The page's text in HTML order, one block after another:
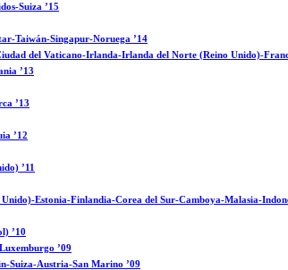
Suiza ’15
Taiwán-Singapur-Noruega ’14
del Vaticano-Irlanda-Irlanda del Norte (Reino Unido)-
’13
’13
’12
’11
Estonia-Finlandia-Corea del Sur-Camboya-Malasia-
’10
’09
Suiza-Austria-San Marino ’09